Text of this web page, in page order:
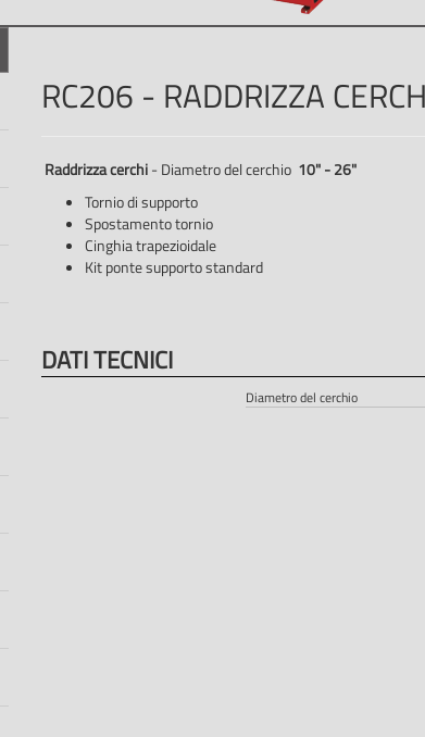
RC206 - RADDRIZZA
Raddrizza cerchi- Diametro del cerchio 10" - 26"
Tornio di supporto
Spostamento tornio
Cinghia trapezioidale
Kit ponte supporto standard
DATI TECNICI
Diametro del cerchio